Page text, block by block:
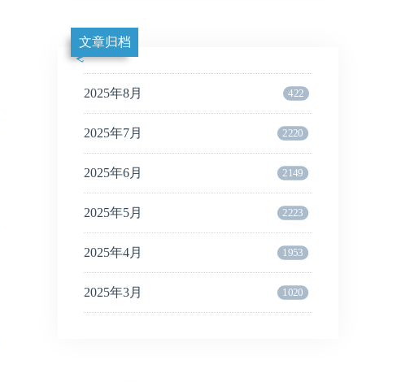
文章归档
2025年8月 422
2025年7月 2220
2025年6月 2149
2025年5月 2223
2025年4月 1953
2025年3月 1020